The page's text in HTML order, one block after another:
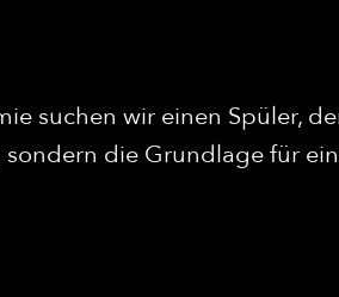
suchen wir einen Spüler,
die Grundlage für